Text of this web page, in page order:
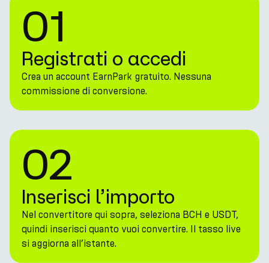
01
Registrati o accedi
Crea un account EarnPark gratuito. Nessuna
commissione di conversione.
02
Inserisci l’importo
Nel convertitore qui sopra, seleziona BCH e USDT,
quindi inserisci quanto vuoi convertire. Il tasso live
si aggiorna all’istante.